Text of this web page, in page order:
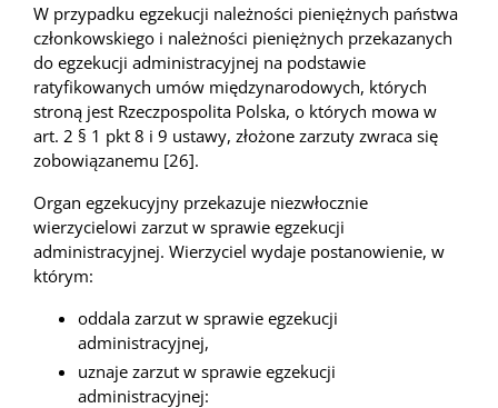
W przypadku egzekucji należności pieniężnych państwa
członkowskiego i należności pieniężnych przekazanych
do egzekucji administracyjnej na podstawie
ratyfikowanych umów międzynarodowych, których
stroną jest Rzeczpospolita Polska, o których mowa w
art. 2 § 1 pkt 8 i 9 ustawy, złożone zarzuty zwraca się
zobowiązanemu [26].
Organ egzekucyjny przekazuje niezwłocznie
wierzycielowi zarzut w sprawie egzekucji
administracyjnej. Wierzyciel wydaje postanowienie, w
którym:
oddala zarzut w sprawie egzekucji
administracyjnej,
uznaje zarzut w sprawie egzekucji
administracyjnej: